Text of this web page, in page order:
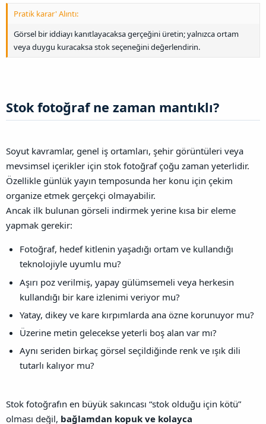
Pratik karar' Alıntı:
Görsel bir iddiayı kanıtlayacaksa gerçeğini üretin; yalnızca ortam
veya duygu kuracaksa stok seçeneğini değerlendirin.
Stok fotoğraf ne zaman mantıklı?​
Soyut kavramlar, genel iş ortamları, şehir görüntüleri veya
mevsimsel içerikler için stok fotoğraf çoğu zaman yeterlidir.
Özellikle günlük yayın temposunda her konu için çekim
organize etmek gerçekçi olmayabilir.
Ancak ilk bulunan görseli indirmek yerine kısa bir eleme
yapmak gerekir:
Fotoğraf, hedef kitlenin yaşadığı ortam ve kullandığı
teknolojiyle uyumlu mu?
Aşırı poz verilmiş, yapay gülümsemeli veya herkesin
kullandığı bir kare izlenimi veriyor mu?
Yatay, dikey ve kare kırpımlarda ana özne korunuyor mu?
Üzerine metin gelecekse yeterli boş alan var mı?
Aynı seriden birkaç görsel seçildiğinde renk ve ışık dili
tutarlı kalıyor mu?
Stok fotoğrafın en büyük sakıncası “stok olduğu için kötü”
olması değil, bağlamdan kopuk ve kolayca